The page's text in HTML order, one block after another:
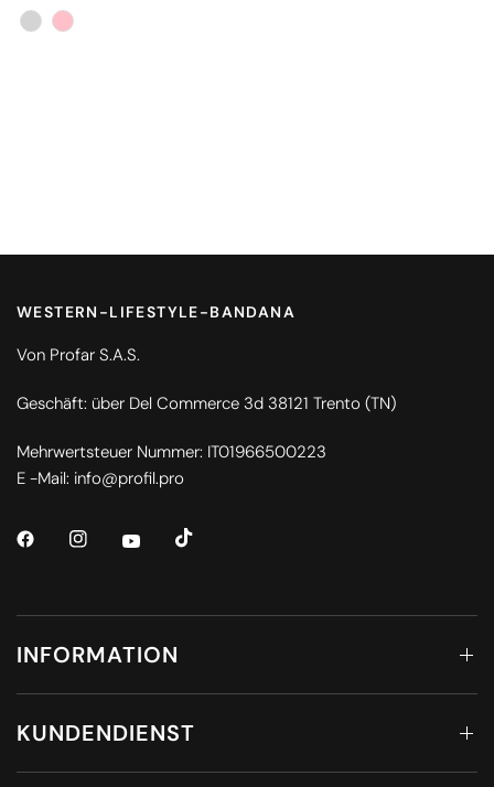
Farbe
WESTERN-LIFESTYLE-BANDANA
Von Profar S.A.S.
Geschäft: über Del Commerce 3d 38121 Trento (TN)
Mehrwertsteuer Nummer: IT01966500223
E -Mail: info@profil.pro
INFORMATION
KUNDENDIENST